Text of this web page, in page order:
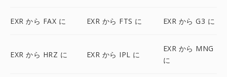
EXR から FAX に EXR から FTS に EXR から G3 に
EXR から HRZ に EXR から IPL に
EXR から MNG
に